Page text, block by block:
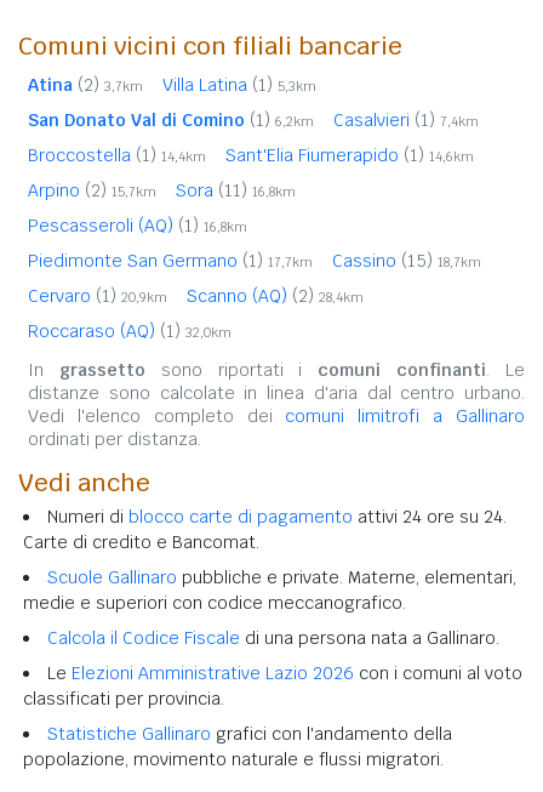
Comuni vicini con filiali bancarie
Atina (2) 3,7km Villa Latina (1) 5,3km
San Donato Val di Comino (1) 6,2km Casalvieri (1) 7,4km
Broccostella (1) 14,4km Sant'Elia Fiumerapido (1) 14,6km
Arpino (2) 15,7km Sora (11) 16,8km
Pescasseroli (AQ) (1) 16,8km
Piedimonte San Germano (1) 17,7km Cassino (15) 18,7km
Cervaro (1) 20,9km Scanno (AQ) (2) 28,4km
Roccaraso (AQ) (1) 32,0km
In grassetto sono riportati i comuni confinanti. Le
distanze sono calcolate in linea d'aria dal centro urbano.
Vedi l'elenco completo dei comuni limitrofi a Gallinaro
ordinati per distanza.
Vedi anche
Numeri di blocco carte di pagamento attivi 24 ore su 24.
Carte di credito e Bancomat.
Scuole Gallinaro pubbliche e private. Materne, elementari,
medie e superiori con codice meccanografico.
Calcola il Codice Fiscale di una persona nata a Gallinaro.
Le Elezioni Amministrative Lazio 2026 con i comuni al voto
classificati per provincia.
Statistiche Gallinaro grafici con l'andamento della
popolazione, movimento naturale e flussi migratori.